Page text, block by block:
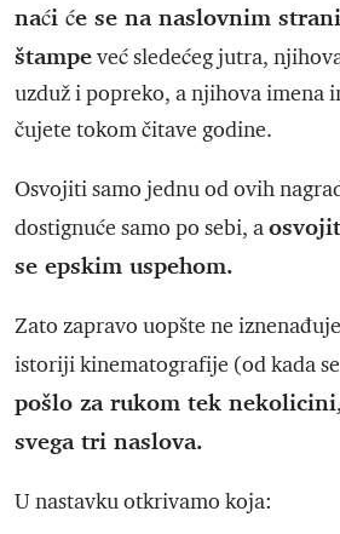
naći će se na naslovnim
štampeveć sledećeg jutra,
uzduž i popreko, a njihova imena
čujete tokom čitave godine.
Osvojiti samo jednu od ovih
dostignuće samo po sebi, a
se epskim uspehom.
Zato zapravo uopšte ne
istoriji kinematografije (od kada
pošlo za rukom tek
svega tri naslova.
U nastavku otkrivamo koja: